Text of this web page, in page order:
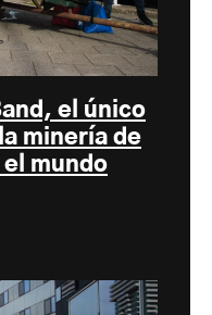
el único
minería de
mundo